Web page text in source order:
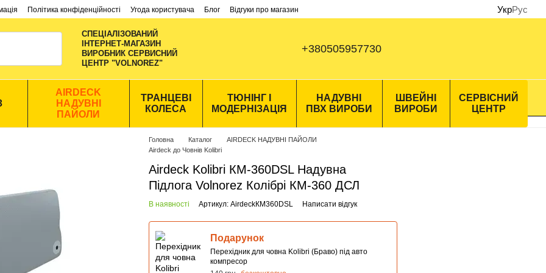
Політика конфіденційності Угода користувача Блог Відгуки про магазин УкрРус
СПЕЦІАЛІЗОВАНИЙ
ІНТЕРНЕТ-МАГАЗИН
ВИРОБНИК CЕРВИСНИЙ
ЦЕНТР "VOLNOREZ"
+380505957730
AIRDECK
НАДУВНІ
ПАЙОЛИ
ТРАНЦЕВІ
КОЛЕСА
ТЮНІНГ І
МОДЕРНІЗАЦІЯ
НАДУВНІ
ПВХ ВИРОБИ
ШВЕЙНІ
ВИРОБИ
СЕРВІСНИЙ
ЦЕНТР
Головна Каталог
AIRDECK НАДУВНІ ПАЙОЛИ
Airdeck до Човнів Kolibri
Airdeck Kolibri КМ-360DSL Надувна
Підлога Volnorez Колібрі КМ-360 ДСЛ
В наявності Артикул: AirdeckКМ360DSL Написати відгук
Подарунок
Перехідник для човна Kolibri (Браво) під авто
компресор